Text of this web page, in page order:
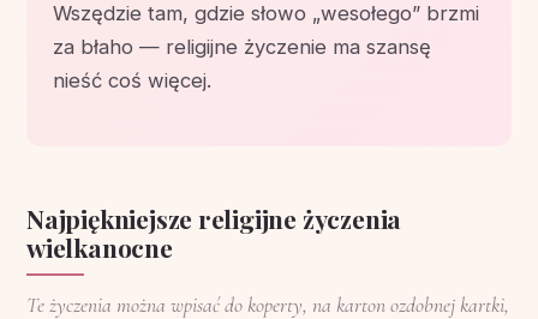
Wszędzie tam, gdzie słowo „wesołego” brzmi
za błaho — religijne życzenie ma szansę
nieść coś więcej.
Najpiękniejsze religijne życzenia
wielkanocne
Te życzenia można wpisać do koperty, na karton ozdobnej kartki,